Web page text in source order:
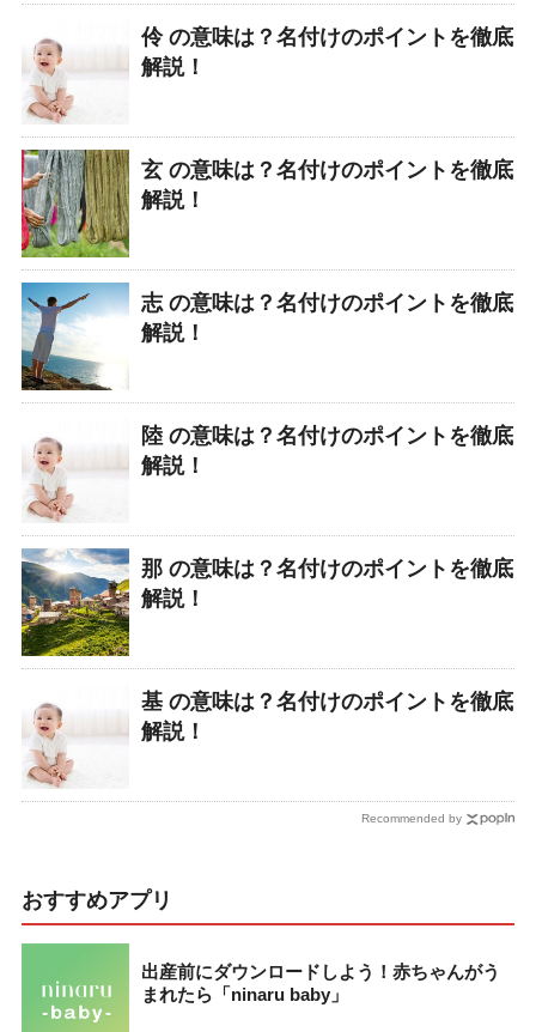
伶 の意味は？名付けのポイントを徹底
解説！
玄 の意味は？名付けのポイントを徹底
解説！
志 の意味は？名付けのポイントを徹底
解説！
陸 の意味は？名付けのポイントを徹底
解説！
那 の意味は？名付けのポイントを徹底
解説！
基 の意味は？名付けのポイントを徹底
解説！
Recommended by
おすすめアプリ
出産前にダウンロードしよう！赤ちゃんがう
まれたら「ninaru baby」